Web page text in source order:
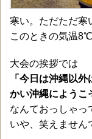
寒い。ただただ寒
このときの気温
大会の挨拶では
「今日は沖縄以
かい沖縄にようこ
なんておっしゃっ
いや、笑えません